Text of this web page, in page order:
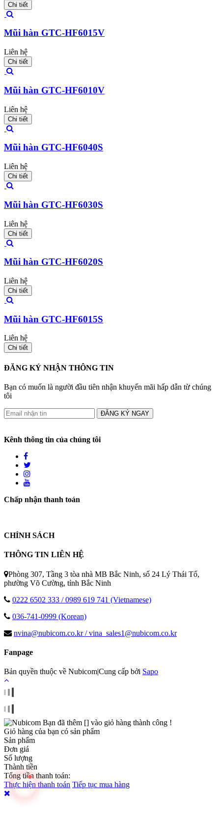
Chi tiết
Mũi hàn GTC-HF6015V
Liên hệ
Chi tiết
Mũi hàn GTC-HF6010V
Liên hệ
Chi tiết
Mũi hàn GTC-HF6040S
Liên hệ
Chi tiết
Mũi hàn GTC-HF6030S
Liên hệ
Chi tiết
Mũi hàn GTC-HF6020S
Liên hệ
Chi tiết
Mũi hàn GTC-HF6015S
Liên hệ
Chi tiết
ĐĂNG KÝ NHẬN THÔNG TIN
Bạn có muốn là người đầu tiên nhận khuyến mãi hấp dẫn từ chúng
tôi
ĐĂNG KÝ NGAY
Kênh thông tin của chúng tôi
Chấp nhận thanh toán
CHÍNH SÁCH
THÔNG TIN LIÊN HỆ
Phòng 307, Tầng 3 tòa nhà MB Bắc Ninh, số 24 Lý Thái Tổ,
phường Võ Cường, tỉnh Bắc Ninh
0222 6502 333 / 0989 619 741 (Vietnamese)
036-741-0999 (Korean)
nvina@nubicom.co.kr / vina_sales1@nubicom.co.kr
Fanpage
Bản quyền thuộc về Nubicom|Cung cấp bởi Sapo
Bạn đã thêm [] vào giỏ hàng thành công !
Giỏ hàng của bạn có sản phẩm
Sản phẩm
Đơn giá
Số lượng
Thành tiền
Tổng tiền thanh toán:
Thực hiện thanh toán Tiếp tục mua hàng